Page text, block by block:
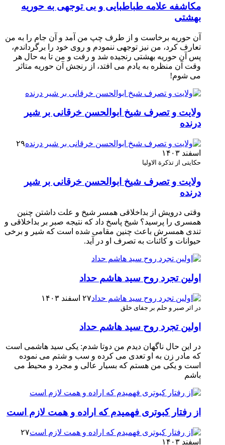
مکاشفه علامه طباطبایی و بی توجهی به حوریه
بهشتی
آن حوریه برخاست و از طرف چپ من آمد و آن جام را به من
تعارف کرد، من نیز توجهی ننمودم و روی خود را برگرداندم،
پس آن حوریه بهشتی رنجیده شد و رفت و من تا به حال هر
وقت آن منظره به یادم می افتد، از رنجش آن حوریه متاثر
می شوم!
ولایت و تصرف شیخ ابوالحسن خرقانی بر شیر
درنده
۲۹
اسفند ۱۴۰۳
حکایتی از تذکرة الاولیا
ولایت و تصرف شیخ ابوالحسن خرقانی بر شیر
درنده
وقتی درویش از بداخلاقی همسر شیخ و علت داشتن چنین
همسری را پرسید؟ شیخ پاسخ داد که نتیجه صبر بر بداخلاقی و
تندی همسرش باعث چنین مقامی شده است که شیر و برخی
حیوانات و کائنات به تصرف او در آید.
اولین تجرد روح سید هاشم حداد
۲۷ اسفند ۱۴۰۳
در اثر صبر و حلم بر جفای خلق
اولین تجرد روح سید هاشم حداد
در این حال ناگهان دیدم من دوتا شدم: یکی سید هاشمی است
که مادر زن به او تعدی می کرده و سب و شتم می نموده
است و یکی من هستم که بسیار عالی و مجرد و محیط می
باشم
از رفتار کبوتری فهمیدم که اراده و همت لازم است
۲۷
اسفند ۱۴۰۳